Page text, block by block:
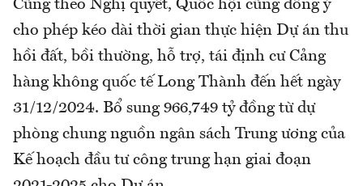
Cũng theo Nghị quyết, Quốc hội cũng đồng ý
cho phép kéo dài thời gian thực hiện Dự án thu
hồi đất, bồi thường, hỗ trợ, tái định cư Cảng
hàng không quốc tế Long Thành đến hết ngày
31/12/2024. Bổ sung 966,749 tỷ đồng từ dự
phòng chung nguồn ngân sách Trung ương của
Kế hoạch đầu tư công trung hạn giai đoạn